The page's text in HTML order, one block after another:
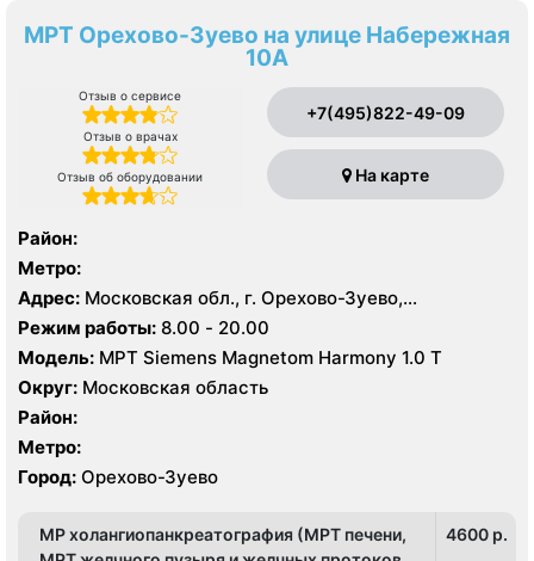
МРТ Орехово-Зуево на улице Набережная
10А
Отзыв о сервисе
Отзыв о врачах
Отзыв об оборудовании
+7(495)822-49-09
На карте
Район:
Метро:
Адрес: Московская обл., г. Орехово-Зуево,
Набережная ул., 10А
Режим работы: 8.00 - 20.00
Модель: МРТ Siemens Magnetom Harmony 1.0 Т
Округ: Московская область
Район:
Метро:
Город: Орехово-Зуево
МР холангиопанкреатография (МРТ печени,
4600 p.